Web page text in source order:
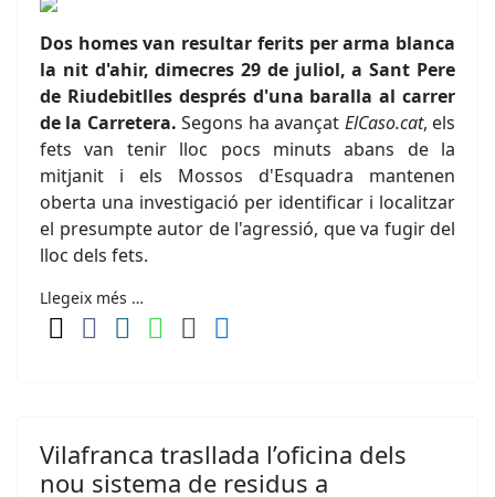
Dos homes van resultar ferits per arma blanca
la nit d'ahir, dimecres 29 de juliol, a Sant Pere
de Riudebitlles després d'una baralla al carrer
de la Carretera. Segons ha avançat ElCaso.cat, els
fets van tenir lloc pocs minuts abans de la
mitjanit i els Mossos d'Esquadra mantenen
oberta una investigació per identificar i localitzar
el presumpte autor de l'agressió, que va fugir del
lloc dels fets.
Llegeix més …
Vilafranca trasllada l’oficina dels
nou sistema de residus a